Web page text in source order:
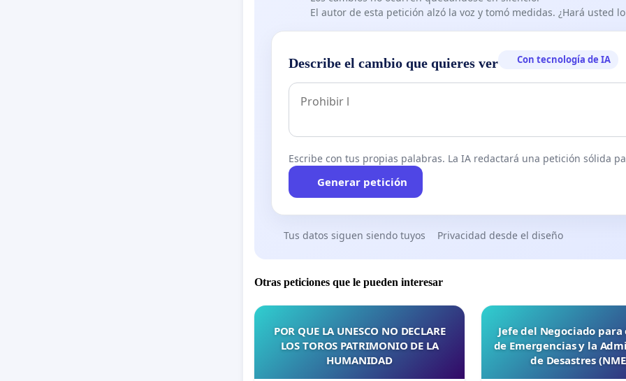
El autor de esta petición alzó la voz y tomó medidas. ¿Hará usted
Describe el cambio que quieres ver Con tecnología de IA
Escribe con tus propias palabras. La IA redactará una petición sólida
Generar petición
Tus datos siguen siendo tuyos Privacidad desde el diseño
Otras peticiones que le pueden interesar
POR QUE LA UNESCO NO DECLARE
LOS TOROS PATRIMONIO DE LA
HUMANIDAD
Jefe del Negociado
de Emergencias y la
de Desastres